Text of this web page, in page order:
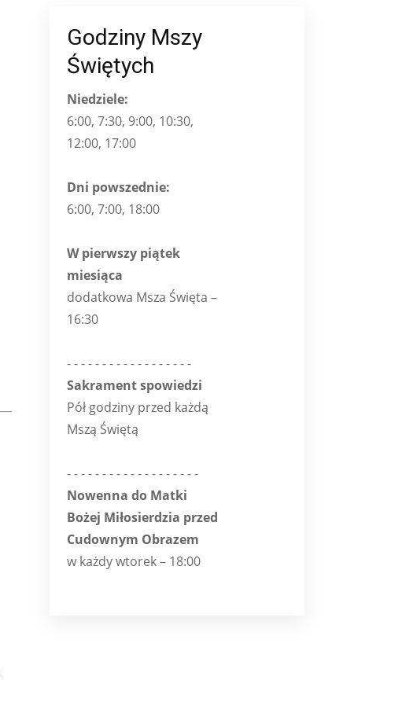
Godziny Mszy
Świętych
Niedziele:
6:00, 7:30, 9:00, 10:30,
12:00, 17:00
Dni powszednie:
6:00, 7:00, 18:00
W pierwszy piątek
miesiąca
dodatkowa Msza Święta –
16:30
- - - - - - - - - - - - - - - - - -
Sakrament spowiedzi
Pół godziny przed każdą
Mszą Świętą
- - - - - - - - - - - - - - - - - - -
Nowenna do Matki
Bożej Miłosierdzia przed
Cudownym Obrazem
w każdy wtorek – 18:00